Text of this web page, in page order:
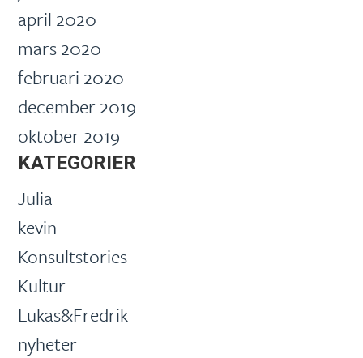
april 2020
mars 2020
februari 2020
december 2019
oktober 2019
KATEGORIER
Julia
kevin
Konsultstories
Kultur
Lukas&Fredrik
nyheter